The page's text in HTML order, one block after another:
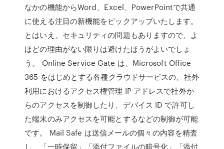
なかの機能からWord、Excel、PowerPointで共通
に使える注目の新機能をピックアップいたします。
とはいえ、セキュリティの問題もありますので、よ
ほどの理由がない限りは避けたほうがよいでしょ
う。 Online Service Gate は、Microsoft Office
365 をはじめとする各種クラウドサービスの、社外
利用におけるアクセス権管理 IP アドレスで社外か
らのアクセスを制御したり、デバイス ID で許可し
た端末のみアクセスを可能とするなどの制御が可能
です。 Mail Safe は送信メールの個々の内容を精査
し、「一時保留」「添付ファイルの暗号化」「添付